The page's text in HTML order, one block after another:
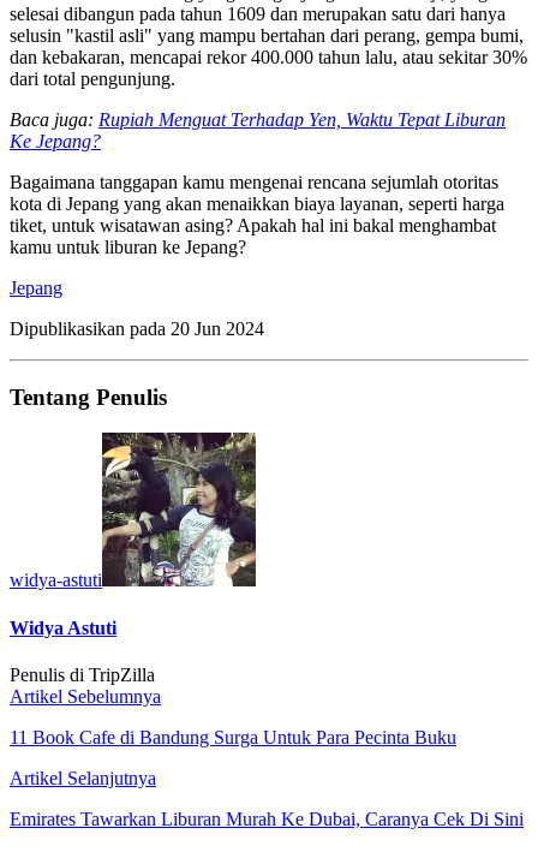
selesai dibangun pada tahun 1609 dan merupakan satu dari hanya
selusin "kastil asli" yang mampu bertahan dari perang, gempa bumi,
dan kebakaran, mencapai rekor 400.000 tahun lalu, atau sekitar 30%
dari total pengunjung.
Baca juga: Rupiah Menguat Terhadap Yen, Waktu Tepat Liburan
Ke Jepang?
Bagaimana tanggapan kamu mengenai rencana sejumlah otoritas
kota di Jepang yang akan menaikkan biaya layanan, seperti harga
tiket, untuk wisatawan asing? Apakah hal ini bakal menghambat
kamu untuk liburan ke Jepang?
Jepang
Dipublikasikan pada 20 Jun 2024
Tentang Penulis
widya-astuti
Widya Astuti
Penulis di TripZilla
Artikel Sebelumnya
11 Book Cafe di Bandung Surga Untuk Para Pecinta Buku
Artikel Selanjutnya
Emirates Tawarkan Liburan Murah Ke Dubai, Caranya Cek Di Sini